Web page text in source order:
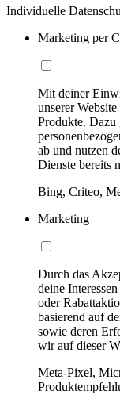
Individuelle
Marketing per
Mit deiner
unserer
Produkte. Dazu
ab und nutzen
Dienste bereits
Bing, Criteo,
Marketing
Durch das
deine
oder
basierend auf
sowie deren
wir auf dieser
Meta-Pixel,